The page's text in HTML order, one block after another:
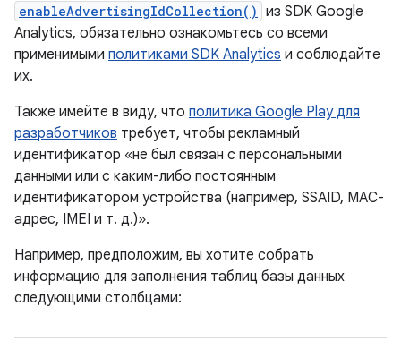
enableAdvertisingIdCollection() из SDK Google
Analytics, обязательно ознакомьтесь со всеми
применимыми политиками SDK Analytics и соблюдайте
их.
Также имейте в виду, что политика Google Play для
разработчиков требует, чтобы рекламный
идентификатор «не был связан с персональными
данными или с каким-либо постоянным
идентификатором устройства (например, SSAID, MAC-
адрес, IMEI и т. д.)».
Например, предположим, вы хотите собрать
информацию для заполнения таблиц базы данных
следующими столбцами: